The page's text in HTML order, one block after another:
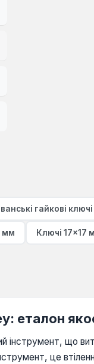
гайкові ключі
мм Ключі 17×17
еталон
інструмент, що
це